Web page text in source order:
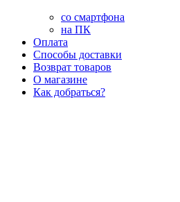
со смартфона
на ПК
Оплата
Способы доставки
Возврат товаров
О магазине
Как добраться?